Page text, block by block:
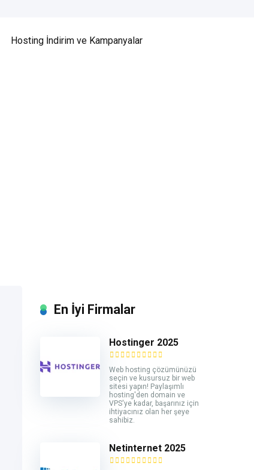
Hosting İndirim ve Kampanyalar
En İyi Firmalar
Hostinger 2025
Web hosting çözümünüzü
seçin ve kusursuz bir web
sitesi yapın! Paylaşımlı
hosting'den domain ve
VPS'ye kadar, başarınız için
ihtiyacınız olan her şeye
sahibiz.
Netinternet 2025